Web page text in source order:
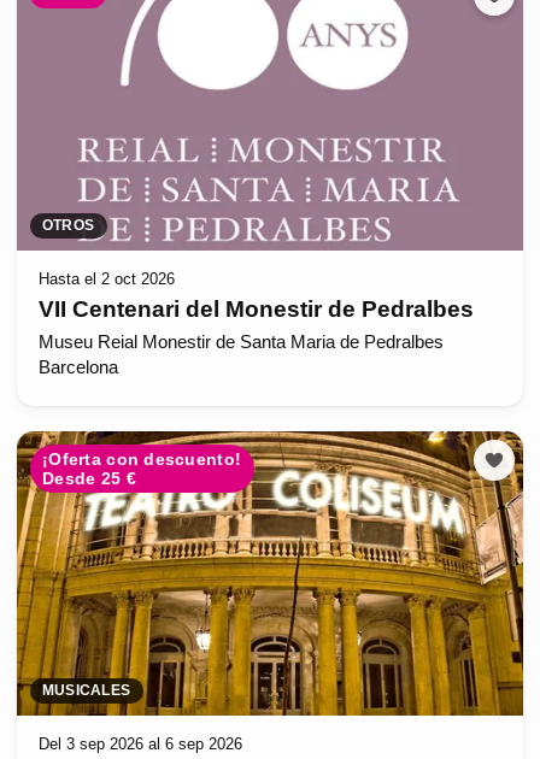
OTROS
Hasta el 2 oct 2026
VII Centenari del Monestir de Pedralbes
Museu Reial Monestir de Santa Maria de Pedralbes
Barcelona
¡Oferta con descuento!
Desde 25 €
MUSICALES
Del 3 sep 2026 al 6 sep 2026